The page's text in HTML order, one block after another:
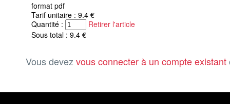
format pdf
Tarif unitaire : 9.4 €
Quantité :
Retirer l'article
Sous total : 9.4 €
Vous devez vous connecter à un compte existant